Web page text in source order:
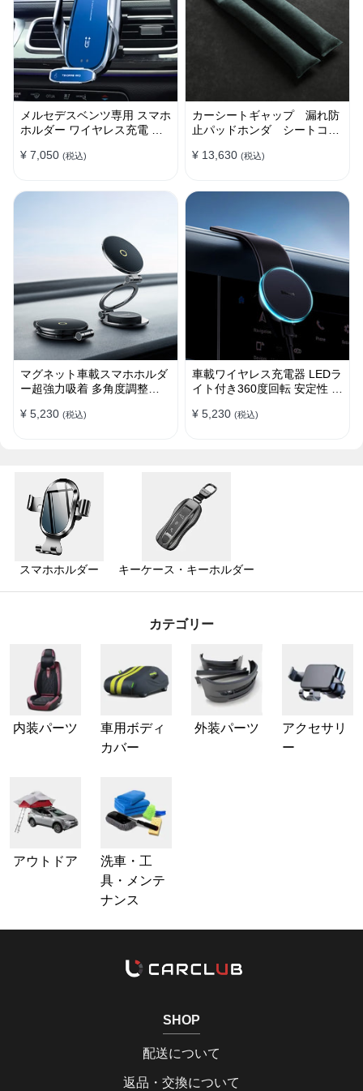
メルセデスベンツ専用 スマホ
ホルダー ワイヤレス充電 吹
¥ 7,050 (税込)
カーシートギャップ 漏れ防
止パッドホンダ シートコン
¥ 13,630 (税込)
マグネット車載スマホホルダ
ー超強力吸着 多角度調整
ー 折りたたみ式 片手操作 安
¥ 5,230 (税込)
車載ワイヤレス充電器 LEDラ
イト付き360度回転 安定性 粘
し口式兼用 片手操作 置くだ
¥ 5,230 (税込)
スマホホルダー キーケース・キーホルダー
カテゴリー
内装パーツ
車用ボディ
カバー
外装パーツ
アクセサリ
ー
アウトドア
洗車・工
具・メンテ
ナンス
SHOP
配送について
返品・交換について